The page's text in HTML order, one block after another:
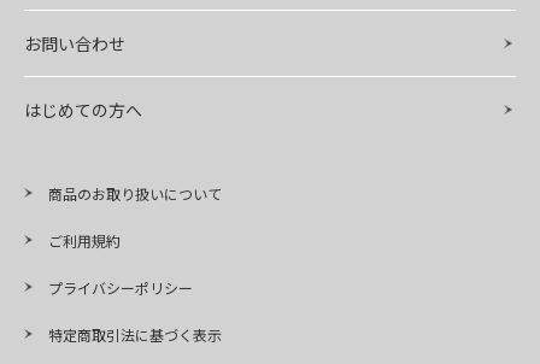
お問い合わせ
はじめての方へ
商品のお取り扱いについて
ご利用規約
プライバシーポリシー
特定商取引法に基づく表示